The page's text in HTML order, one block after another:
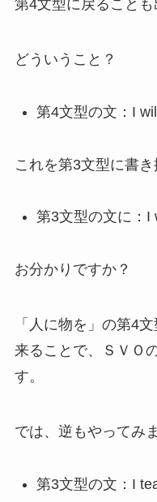
第4文型に戻ることも
どういうこと？
第4文型の文：I
これを第3文型に書き
第3文型の文に：I
お分かりですか？
「人に物を」の第4
来ることで、ＳＶＯ
す。
では、逆もやってみま
第3文型の文：I